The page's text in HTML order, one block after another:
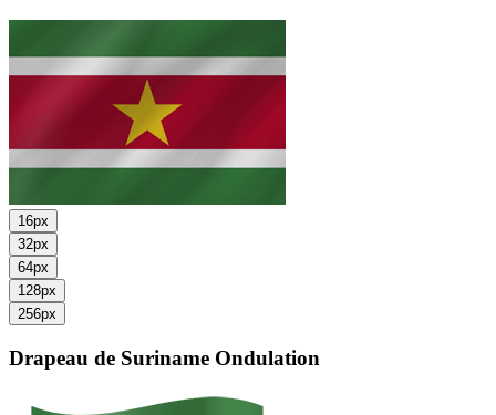
16px
32px
64px
128px
256px
Drapeau de Suriname Ondulation